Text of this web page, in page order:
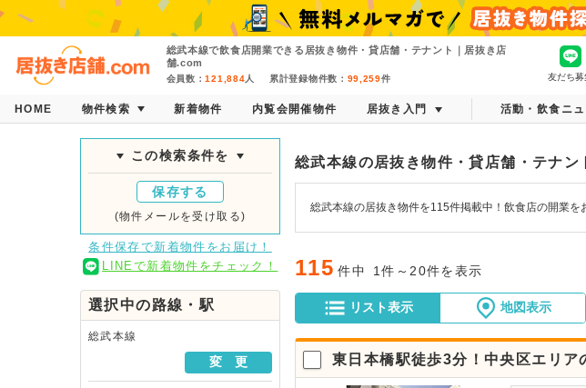
総武本線で飲食店開業できる居抜き物件・貸店舗・テナント｜居抜き店
舗.com
会員数：121,884人 累計登録物件数： 99,259件 友だち募
HOME 物件検索 新着物件 内覧会開催物件 居抜き入門 活動・飲食ニ
この検索条件を
保存する
(物件メールを受け取る)
条件保存で新着物件をお届け！
LINEで新着物件をチェック！
選択中の路線・駅
総武本線
変 更
総武本線の居抜き物件・貸店舗・テナン
総武本線の居抜き物件を115件掲載中！飲食店の開業
115 件中 1件～20件を表示
リスト表示 地図表示
東日本橋駅徒歩3分！中央区エリア